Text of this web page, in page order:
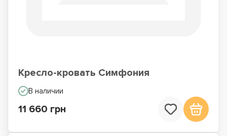
Кресло-кровать Симфония
В наличии
11 660 грн